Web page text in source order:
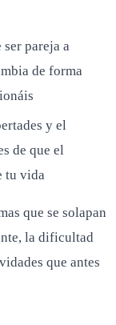
ser pareja a
de forma
y el
de que el
tu vida
que se solapan
la dificultad
que antes